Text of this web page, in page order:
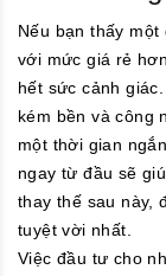
Nếu bạn thấy một
với mức giá rẻ
hết sức cảnh
kém bền và công
một thời gian
ngay từ đầu sẽ
thay thế sau này,
tuyệt vời nhất.
Việc đầu tư cho